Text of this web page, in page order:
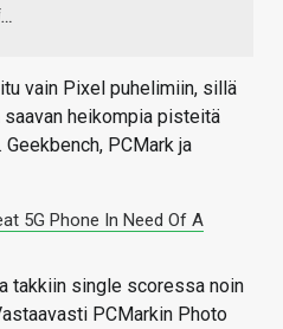
vain Pixel puhelimiin, sillä
heikompia pisteitä
PCMark ja
5G Phone In Need Of A
takkiin single scoressa noin
PCMarkin Photo